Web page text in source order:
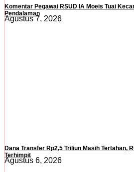
Komentar Pegawai RSUD IA Moeis Tuai
Pendalaman
Agustus 7, 2026
Dana Transfer Rp2,5 Triliun Masih Tertahan,
Terhimpit
Agustus 6, 2026